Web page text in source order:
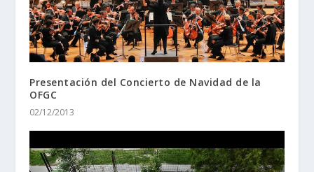
Presentación del Concierto de Navidad de la
OFGC
02/12/2013